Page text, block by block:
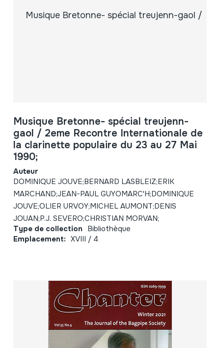
Musique Bretonne- spécial treujenn-
gaol / 2eme Recontre Internationale de
la clarinette populaire du 23 au 27 Mai
1990;
Auteur
DOMINIQUE JOUVE;BERNARD LASBLEIZ;ERIK
MARCHAND;JEAN-PAUL GUYOMARC'H;DOMINIQUE
JOUVE;OLIER URVOY;MICHEL AUMONT;DENIS
JOUAN;P.J. SEVERO;CHRISTIAN MORVAN;
Type de collection Bibliothèque
Emplacement: XVIII / 4